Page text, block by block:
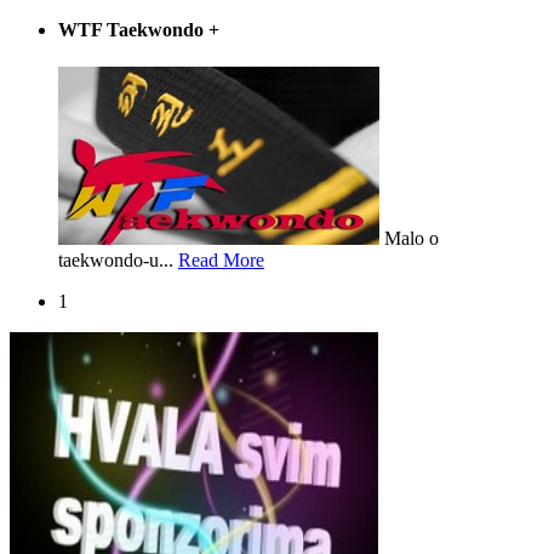
WTF Taekwondo +
Malo o
taekwondo-u... Read More
1